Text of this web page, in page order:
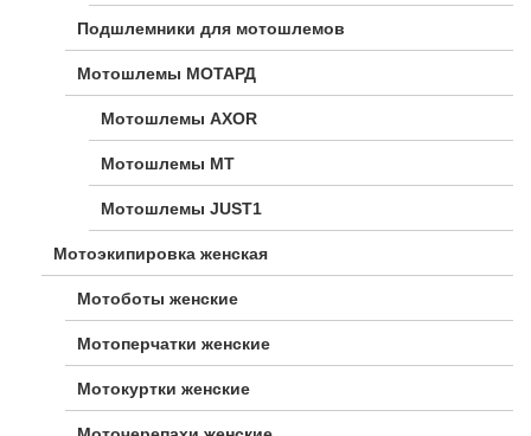
Подшлемники для мотошлемов
Мотошлемы МОТАРД
Мотошлемы AXOR
Мотошлемы MT
Мотошлемы JUST1
Мотоэкипировка женская
Мотоботы женские
Мотоперчатки женские
Мотокуртки женские